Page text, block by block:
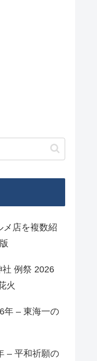
メ店を複数紹
例祭 2026
火
年 – 東海一の
– 平和祈願の